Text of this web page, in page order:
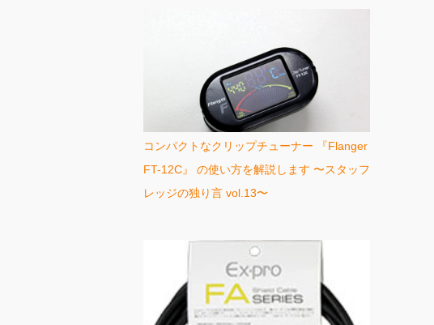
コンパクトなクリップチューナー 『Flanger
FT-12C』 の使い方を解説します 〜スタッフ
レッジの独り言 vol.13〜